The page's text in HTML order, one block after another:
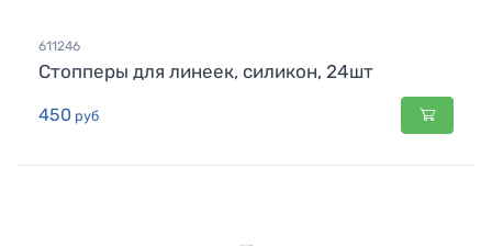
611246
Стопперы для линеек, силикон, 24шт
450 руб